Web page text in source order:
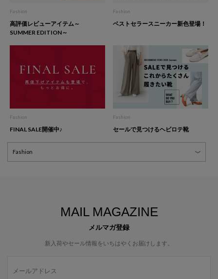
Fashion
高評価レビューアイテム～
SUMMER EDITION～
Fashion
ベストセラースニーカー新色登場！
Fashion
FINAL SALE開催中♪
Fashion
セールで見つけるヘビロテ靴
MAIL MAGAZINE
メルマガ登録
新入荷やセール情報をいちはやくお届けします。